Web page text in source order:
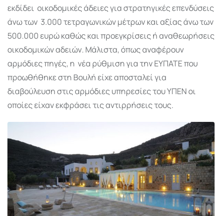
εκδίδει οικοδομικές άδειες για στρατηγικές επενδύσεις
άνω των 3.000 τετραγωνικών μέτρων και αξίας άνω των
500.000 ευρώ καθώς και προεγκρίσεις ή αναθεωρήσεις
οικοδομικών αδειών. Μάλιστα, όπως αναφέρουν
αρμόδιες πηγές, η νέα ρύθμιση για την ΕΥΠΑΤΕ που
προωθήθηκε στη Βουλή είχε αποσταλεί για
διαβούλευση στις αρμόδιες υπηρεσίες του ΥΠΕΝ οι
οποίες είχαν εκφράσει τις αντιρρήσεις τους.